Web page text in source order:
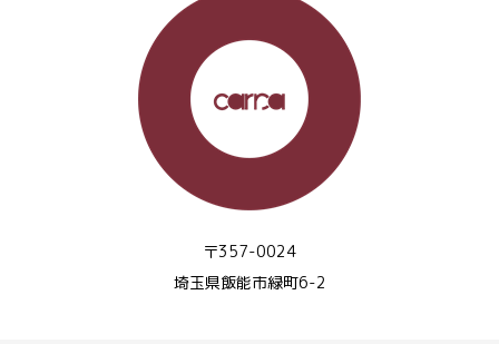
〒357-0024
埼玉県飯能市緑町6-2